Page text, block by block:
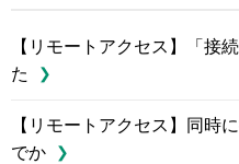
【リモートアクセス】「接
た
【リモートアクセス】同時
でか